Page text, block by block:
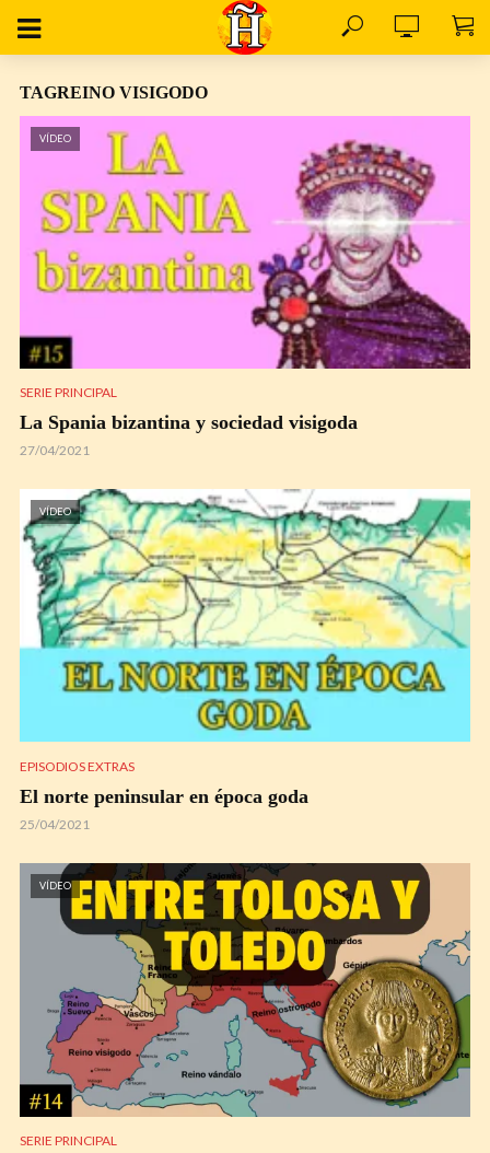
TAGREINO VISIGODO
VÍDEO
SERIE PRINCIPAL
La Spania bizantina y sociedad visigoda
27/04/2021
VÍDEO
EPISODIOS EXTRAS
El norte peninsular en época goda
25/04/2021
VÍDEO
SERIE PRINCIPAL